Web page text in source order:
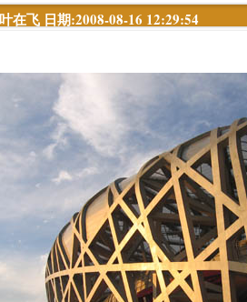
在飞 日期:2008-08-16 12:29:54